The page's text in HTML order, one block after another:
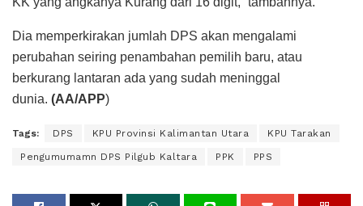
Dia memperkirakan jumlah DPS akan mengalami
perubahan seiring penambahan pemilih baru, atau
berkurang lantaran ada yang sudah meninggal
dunia. (AA/APP)
Tags: DPS KPU Provinsi Kalimantan Utara KPU Tarakan
Pengumumamn DPS Pilgub Kaltara PPK PPS